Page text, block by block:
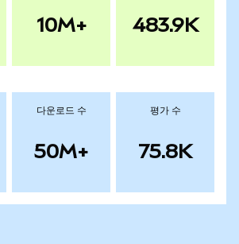
10M+ 483.9K
다운로드 수
50M+
평가 수
75.8K